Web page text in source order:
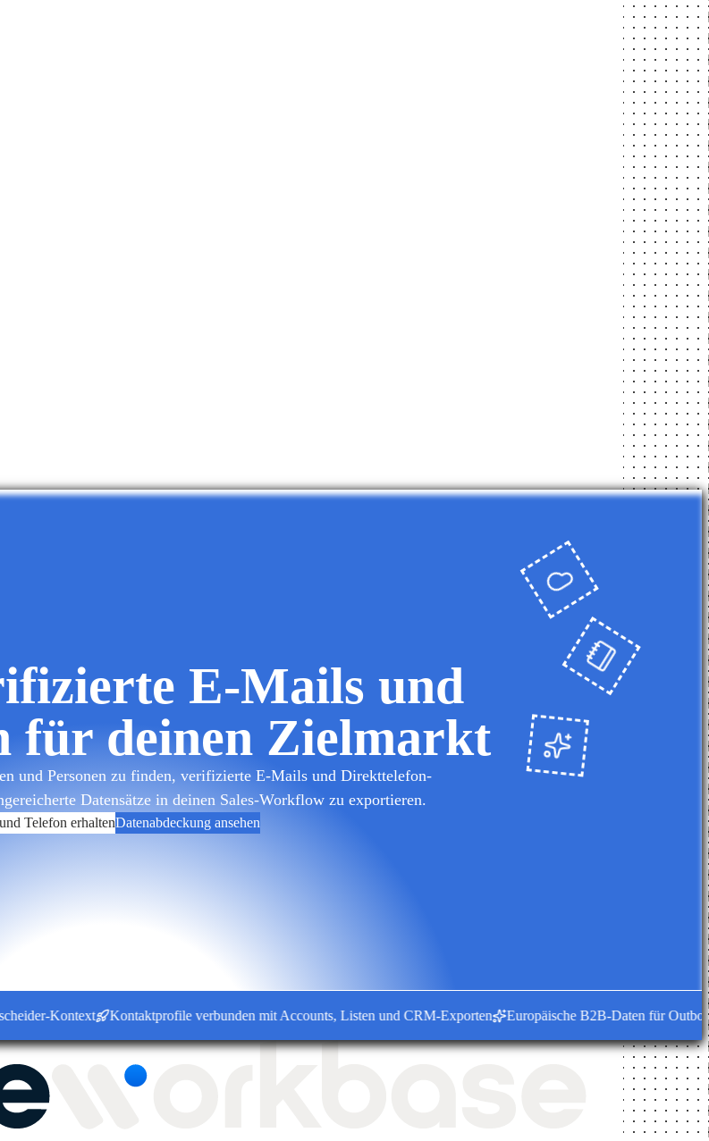
E-Mails und
für deinen Zielmarkt
und Personen zu finden, verifizierte E-Mails und Direkttelefon-
Datensätze in deinen Sales-Workflow zu exportieren.
Telefon erhaltenDatenabdeckung ansehen
Kontext Kontaktprofile verbunden mit Accounts, Listen und CRM-Exporten Europäische B2B-Daten für Outbound-